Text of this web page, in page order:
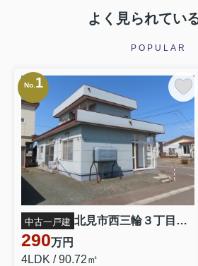
よく見られてい
POPULAR
No. 1
中古一戸建 北見市西三輪３丁目７５２番地１２８ 中古売家
290万円
4LDK / 90.72㎡